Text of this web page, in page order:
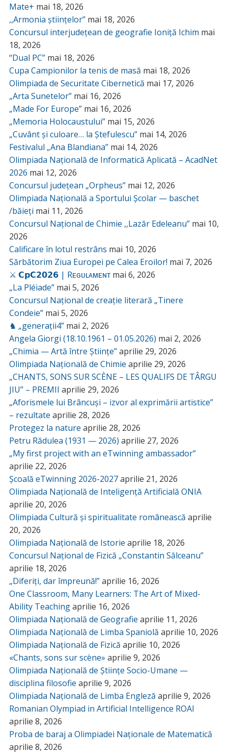
Mate+ mai 18, 2026
,,Armonia științelor” mai 18, 2026
Concursul interjudețean de geografie Ioniță Ichim mai
18, 2026
“Dual PC” mai 18, 2026
Cupa Campionilor la tenis de masă mai 18, 2026
Olimpiada de Securitate Cibernetică mai 17, 2026
„Arta Sunetelor” mai 16, 2026
„Made For Europe” mai 16, 2026
„Memoria Holocaustului” mai 15, 2026
„Cuvânt și culoare… la Ștefulescu” mai 14, 2026
Festivalul „Ana Blandiana” mai 14, 2026
Olimpiada Națională de Informatică Aplicată – AcadNet
2026 mai 12, 2026
Concursul județean „Orpheus” mai 12, 2026
Olimpiada Națională a Sportului Școlar — baschet
/băieți mai 11, 2026
Concursul Național de Chimie ,,Lazăr Edeleanu” mai 10,
2026
Calificare în lotul restrâns mai 10, 2026
Sărbătorim Ziua Europei pe Calea Eroilor! mai 7, 2026
⚔️ 𝗖𝗽𝗖𝟮𝟬𝟮𝟲 | Rᴇɢᴜʟᴀᴍᴇɴᴛ mai 6, 2026
„La Pléiade” mai 5, 2026
Concursul Național de creație literară „Tinere
Condeie” mai 5, 2026
♞ „generații4” mai 2, 2026
Angela Giorgi (18.10.1961 – 01.05.2026) mai 2, 2026
„Chimia — Artă între Științe”aprilie 29, 2026
Olimpiada Națională de Chimie aprilie 29, 2026
„CHANTS, SONS SUR SCÈNE – LES QUALIFS DE TÂRGU
JIU” – PREMII aprilie 29, 2026
„Aforismele lui Brâncuși – izvor al exprimării artistice”
– rezultate aprilie 28, 2026
Protegez la nature aprilie 28, 2026
Petru Rădulea (1931 — 2026) aprilie 27, 2026
„My first project with an eTwinning ambassador”
aprilie 22, 2026
Școală eTwinning 2026-2027aprilie 21, 2026
Olimpiada Națională de Inteligență Artificială ONIA
aprilie 20, 2026
Olimpiada Cultură și spiritualitate românească aprilie
20, 2026
Olimpiada Națională de Istorie aprilie 18, 2026
Concursul Național de Fizică „Constantin Sălceanu”
aprilie 18, 2026
„Diferiți, dar împreună!”aprilie 16, 2026
One Classroom, Many Learners: The Art of Mixed-
Ability Teachingaprilie 16, 2026
Olimpiada Națională de Geografie aprilie 11, 2026
Olimpiada Națională de Limba Spaniolă aprilie 10, 2026
Olimpiada Națională de Fizică aprilie 10, 2026
«Chants, sons sur scène» aprilie 9, 2026
Olimpiada Națională de Științe Socio-Umane —
disciplina filosofie aprilie 9, 2026
Olimpiada Națională de Limba Engleză aprilie 9, 2026
Romanian Olympiad in Artificial Intelligence ROAI
aprilie 8, 2026
Proba de baraj a Olimpiadei Naționale de Matematică
aprilie 8, 2026